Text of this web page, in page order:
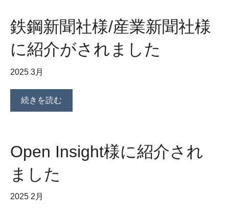
鉄鋼新聞社様/産業新聞社様
に紹介がされました
2025 3月
続きを読む
Open Insight様に紹介され
ました
2025 2月